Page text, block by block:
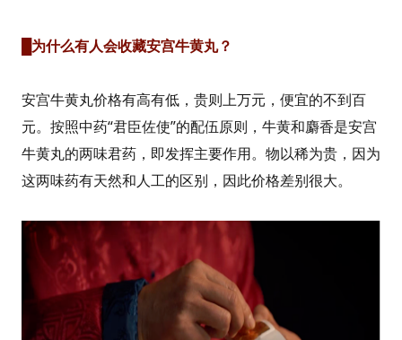
█为什么有人会收藏安宫牛黄丸？
安宫牛黄丸价格有高有低，贵则上万元，便宜的不到百
元。按照中药“君臣佐使”的配伍原则，牛黄和麝香是安宫
牛黄丸的两味君药，即发挥主要作用。物以稀为贵，因为
这两味药有天然和人工的区别，因此价格差别很大。